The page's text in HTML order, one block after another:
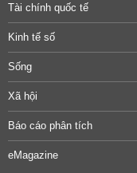
Tài chính quốc tế
Kinh tế số
Sống
Xã hội
Báo cáo phân tích
eMagazine